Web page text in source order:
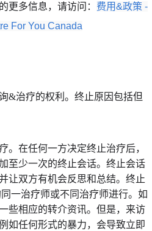
更多信息，请访问： 费用&政策 -
For You Canada
&治疗的权利。终止原因包括但
。在任何一方决定终止治疗后，
至少一次的终止会话。终止会话
让双方有机会反思和总结。终止
一治疗师或不同治疗师进行。如
些相应的转介资讯。但是，来访
如任何形式的暴力，会导致立即